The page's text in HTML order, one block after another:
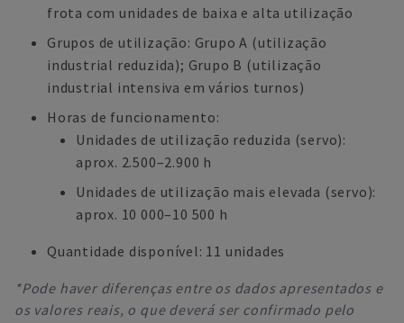
frota com unidades de baixa e alta utilização
Grupos de utilização: Grupo A (utilização
industrial reduzida); Grupo B (utilização
industrial intensiva em vários turnos)
Horas de funcionamento:
Unidades de utilização reduzida (servo):
aprox. 2.500–2.900 h
Unidades de utilização mais elevada (servo):
aprox. 10 000–10 500 h
Quantidade disponível: 11 unidades
*Pode haver diferenças entre os dados apresentados e
os valores reais, o que deverá ser confirmado pelo